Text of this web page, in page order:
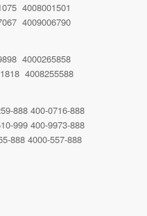
4008001501
4009006790
4000265858
4008255588
888 400-0716-888
999 400-9973-888
888 4000-557-888